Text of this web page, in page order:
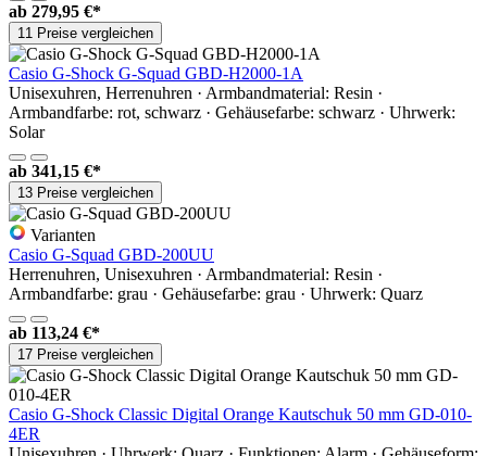
ab 279,95 €*
11 Preise vergleichen
Casio G-Shock G-Squad GBD-H2000-1A
Unisexuhren, Herrenuhren · Armbandmaterial: Resin ·
Armbandfarbe: rot, schwarz · Gehäusefarbe: schwarz · Uhrwerk:
Solar
ab 341,15 €*
13 Preise vergleichen
Varianten
Casio G-Squad GBD-200UU
Herrenuhren, Unisexuhren · Armbandmaterial: Resin ·
Armbandfarbe: grau · Gehäusefarbe: grau · Uhrwerk: Quarz
ab 113,24 €*
17 Preise vergleichen
Casio G-Shock Classic Digital Orange Kautschuk 50 mm GD-010-
4ER